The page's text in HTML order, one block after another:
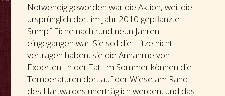
Notwendig geworden war die Aktion, weil die
ursprünglich dort im Jahr 2010 gepflanzte
Sumpf-Eiche nach rund neun Jahren
eingegangen war. Sie soll die Hitze nicht
vertragen haben, sie die Annahme von
Experten. In der Tat: Im Sommer können die
Temperaturen dort auf der Wiese am Rand
des Hartwaldes unerträglich werden, und das